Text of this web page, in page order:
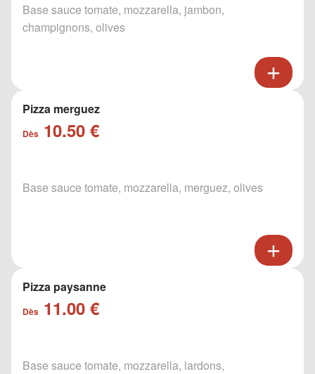
Base sauce tomate, mozzarella, jambon,
champignons, olives
Pizza merguez
Dès 10.50 €
Base sauce tomate, mozzarella, merguez, olives
Pizza paysanne
Dès 11.00 €
Base sauce tomate, mozzarella, lardons,